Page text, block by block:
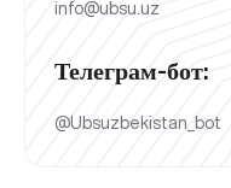
info@ubsu.uz
Телеграм-бот:
@Ubsuzbekistan_bot